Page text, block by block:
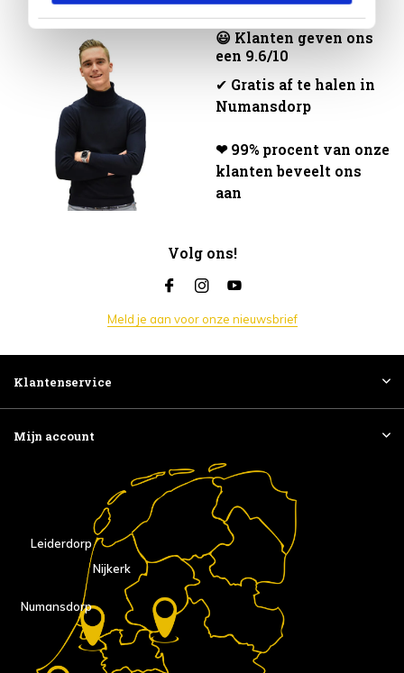
😃 Klanten geven ons
een 9.6/10
✔ Gratis af te halen in
Numansdorp
❤ 99% procent van onze
klanten beveelt ons
aan
Volg ons!
Meld je aan voor onze nieuwsbrief
Klantenservice
Mijn account
Nijkerk
Numansdorp
Leiderdorp